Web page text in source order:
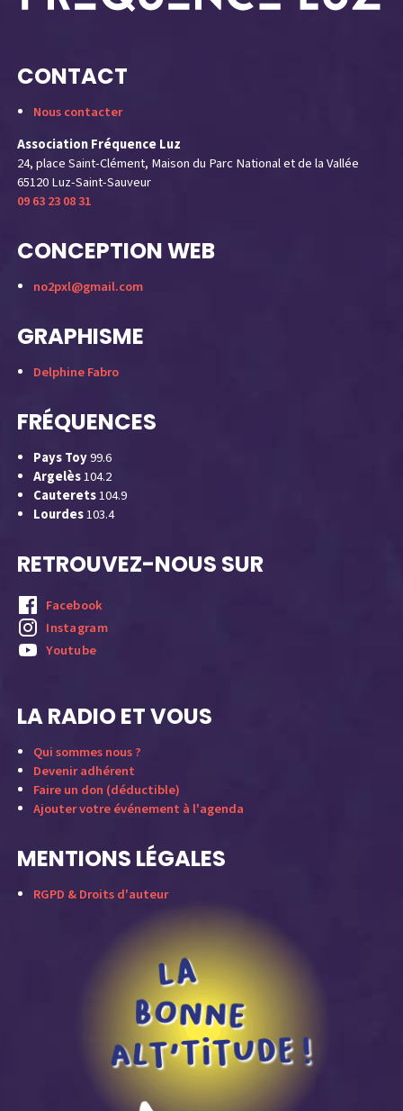
CONTACT
Nous contacter
Association Fréquence Luz
24, place Saint-Clément, Maison du Parc National et de la Vallée
65120 Luz-Saint-Sauveur
09 63 23 08 31
CONCEPTION WEB
no2pxl@gmail.com
GRAPHISME
Delphine Fabro
FRÉQUENCES
Pays Toy99.6
Argelès104.2
Cauterets104.9
Lourdes103.4
RETROUVEZ-NOUS SUR
Facebook
Instagram
Youtube
LA RADIO ET VOUS
Qui sommes nous ?
Devenir adhérent
Faire un don (déductible)
Ajouter votre événement à l'agenda
MENTIONS LÉGALES
RGPD & Droits d'auteur